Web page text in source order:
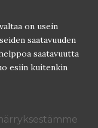
on usein
saatavuuden
saatavuutta
esiin kuitenkin